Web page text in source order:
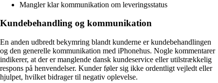
Mangler klar kommunikation om leveringsstatus
Kundebehandling og kommunikation
En anden udbredt bekymring blandt kunderne er kundebehandlingen
og den generelle kommunikation med iPhonehus. Nogle kommentarer
indikerer, at der er manglende dansk kundeservice eller utilstrækkelig
respons på henvendelser. Kunder føler sig ikke ordentligt vejledt eller
hjulpet, hvilket bidrager til negativ oplevelse.